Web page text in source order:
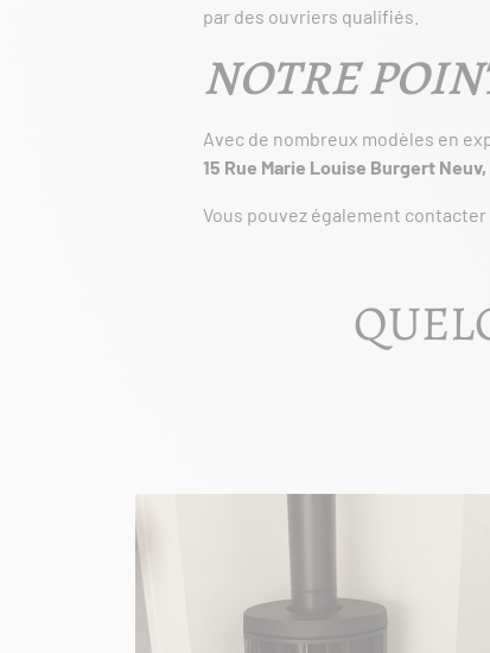
par des ouvriers qualifiés.
NOTRE
Avec de nombreux modèles en
15 Rue Marie Louise Burgert Neuv,
Vous pouvez également